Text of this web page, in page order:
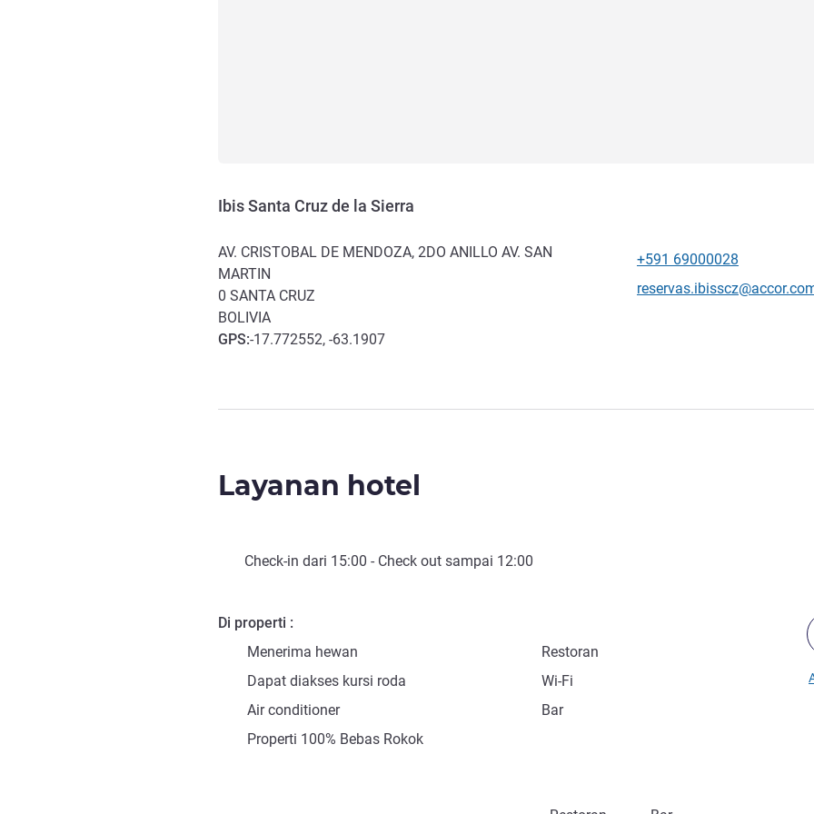
Ibis Santa Cruz de la Sierra
AV. CRISTOBAL DE MENDOZA, 2DO ANILLO AV. SAN
MARTIN
0 SANTA CRUZ
BOLIVIA
GPS:-17.772552, -63.1907
Telepon
+591 69000028
Email kontak
Layanan hotel
Check-in dari 15:00 - Check out sampai 12:00
Di properti
Menerima hewan
Restoran
Dapat diakses kursi roda
Wi-Fi
Air conditioner
Bar
Properti 100% Bebas Rokok